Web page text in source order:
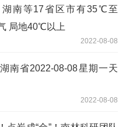
湖南等17省区市有35℃至
局地40℃以上
2022-08-08
南省2022-08-08星期一天
2022-08-08